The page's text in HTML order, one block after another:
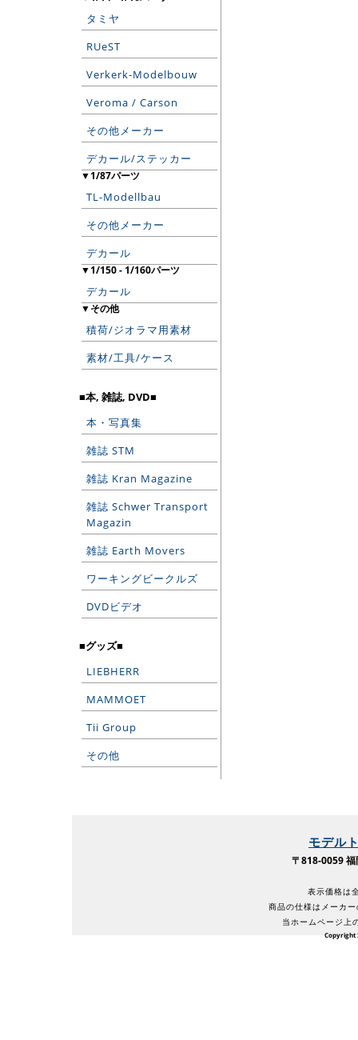
タミヤ
RUeST
Verkerk-Modelbouw
Veroma / Carson
その他メーカー
デカール/ステッカー
▼1/87パーツ
TL-Modellbau
その他メーカー
デカール
▼1/150 - 1/160パーツ
デカール
▼その他
積荷/ジオラマ用素材
素材/工具/ケース
■本, 雑誌, DVD■
本・写真集
雑誌 STM
雑誌 Kran Magazine
雑誌 Schwer Transport
Magazin
雑誌 Earth Movers
ワーキングビークルズ
DVDビデオ
■グッズ■
LIEBHERR
MAMMOET
Tii Group
その他
モデル
〒818-0059
表示価格は
商品の仕様はメーカ
当ホームページ上
Copyright